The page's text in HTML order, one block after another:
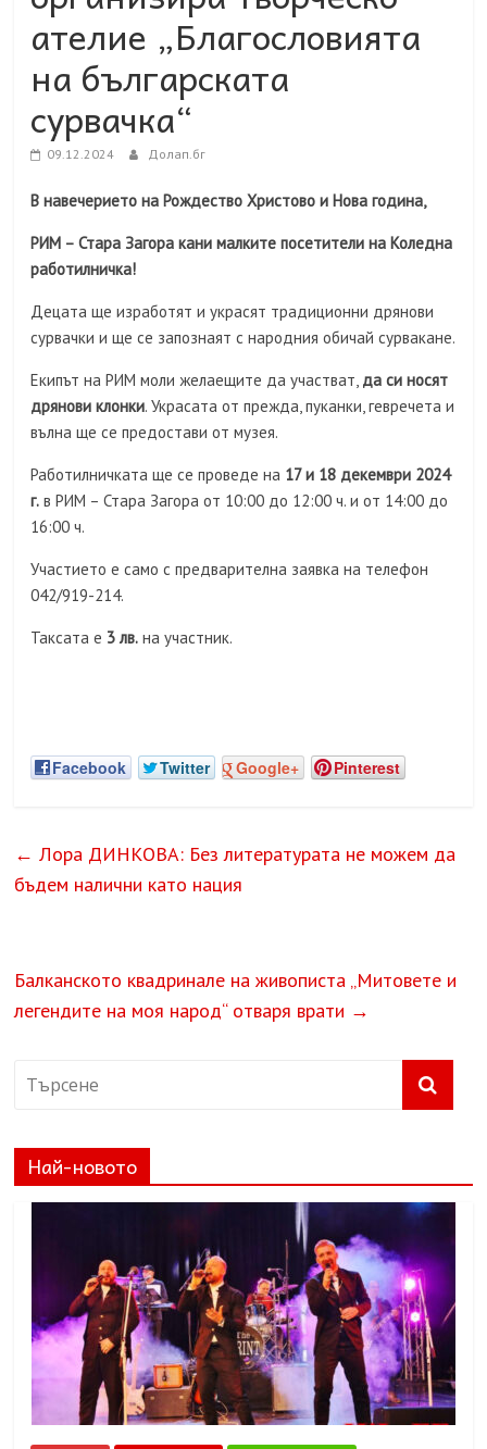
ателие „Благословията
на българската
сурвачка“
09.12.2024 Долап.бг
В навечерието на Рождество Христово и Нова година,
РИМ – Стара Загора кани малките посетители на Коледна
работилничка!
Децата ще изработят и украсят традиционни дрянови
сурвачки и ще се запознаят с народния обичай сурвакане.
Екипът на РИМ моли желаещите да участват, да си носят
дрянови клонки. Украсата от прежда, пуканки, гевречета и
вълна ще се предостави от музея.
Работилничката ще се проведе на 17и 18 декември 2024
г. в РИМ – Стара Загора от 10:00 до 12:00 ч. и от 14:00 до
16:00 ч.
Участието е само с предварителна заявка на телефон
042/919-214.
Таксата е 3лв. на участник.
Facebook Twitter Google+ Pinterest
← Лора ДИНКОВA: Без литературата не можем дa
бъдем налични като нация
Балканското квадринале на живописта „Митовете и
легендите на моя народ“ отваря врати →
Най-новото